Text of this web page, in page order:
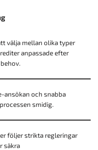
välja mellan olika typer
anpassade efter
ansökan och snabba
smidig.
följer strikta regleringar
säkra